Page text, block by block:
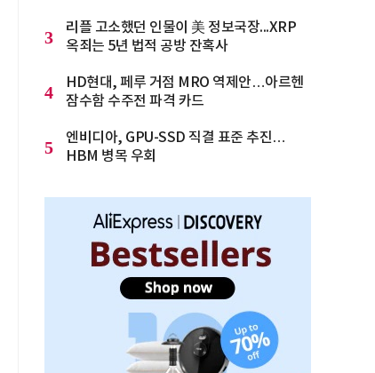
3
리플 고소했던 인물이 美 정보국장...XRP
옥죄는 5년 법적 공방 잔혹사
4
HD현대, 페루 거점 MRO 역제안…아르헨
잠수함 수주전 파격 카드
5
엔비디아, GPU-SSD 직결 표준 추진…
HBM 병목 우회